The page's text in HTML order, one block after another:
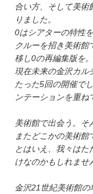
合い方、そして美術
りました。
0はシアターの特性
クルーを招き美術
移し0の再編集版を
現在未来の金沢カル
たった5回の開催で
ンテーションを重ね
美術館で出会う。そ
またどこかの美術館
とはいえ、我々はた
けなのかもしれませ
金沢21世紀美術館